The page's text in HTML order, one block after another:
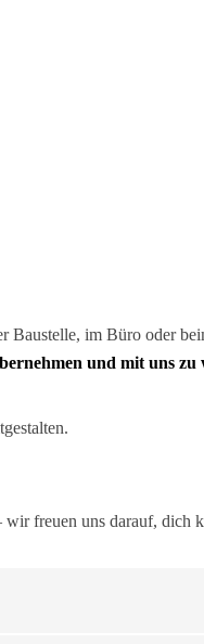
Baustelle, im Büro oder
und mit uns zu
freuen uns darauf, dich